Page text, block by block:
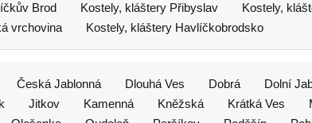
Brod Kostely, kláštery Přibyslav
Kostely,
vrchovina Kostely, kláštery Havlíčkobrodsko
Česká Jablonná Dlouhá Ves Dobrá Dolní
Jitkov Kamenná Kněžská Krátká Ves